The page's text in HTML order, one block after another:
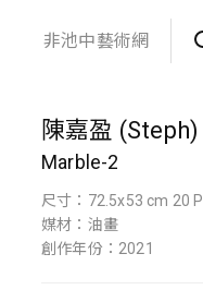
非池中藝術網
陳嘉盈 (Steph)
Marble-2
尺寸：72.5x53 cm 20 P
媒材：油畫
創作年份：2021